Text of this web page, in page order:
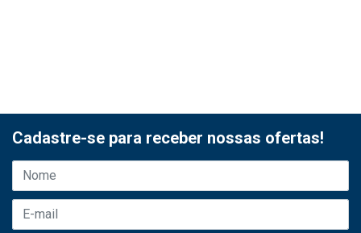
Cadastre-se para receber nossas ofertas!